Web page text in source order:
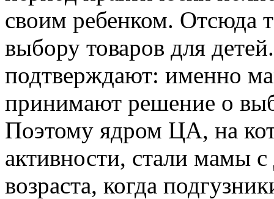
своим ребенком. Отсюда
выбору товаров для
подтверждают: именно
принимают решение о
Поэтому ядром ЦА, на
активности, стали мамы с
возраста, когда